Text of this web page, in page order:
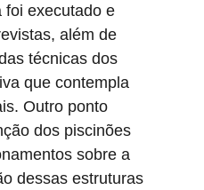
foi executado e
além de
técnicas dos
que contempla
Outro ponto
dos piscinões
sobre a
dessas estruturas